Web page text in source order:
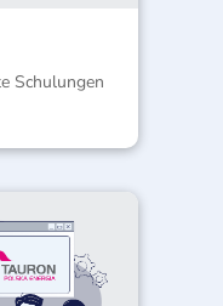
Schulungen